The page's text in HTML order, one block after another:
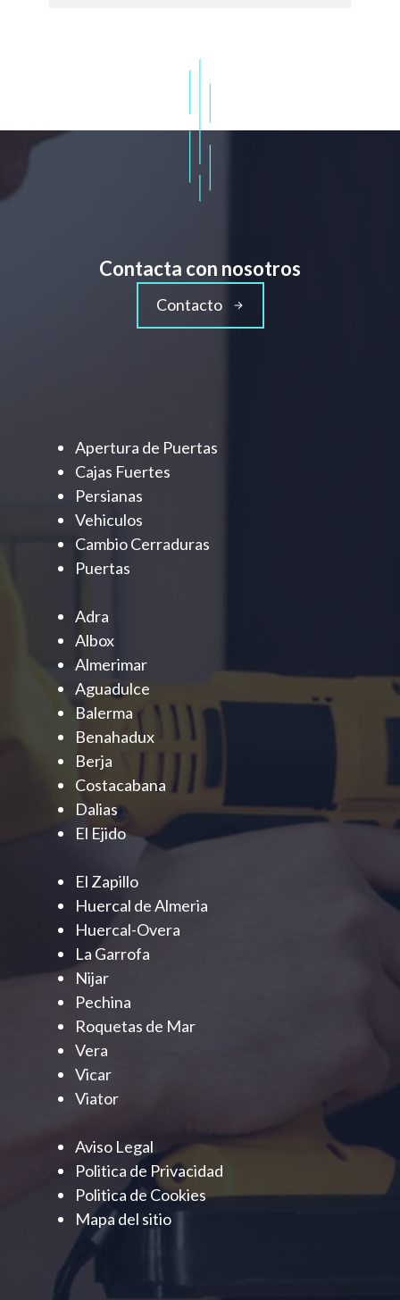
Contacta con nosotros
Contacto
Apertura de Puertas
Cajas Fuertes
Persianas
Vehiculos
Cambio Cerraduras
Puertas
Adra
Albox
Almerimar
Aguadulce
Balerma
Benahadux
Berja
Costacabana
Dalias
El Ejido
El Zapillo
Huercal de Almeria
Huercal-Overa
La Garrofa
Nijar
Pechina
Roquetas de Mar
Vera
Vicar
Viator
Aviso Legal
Politica de Privacidad
Politica de Cookies
Mapa del sitio